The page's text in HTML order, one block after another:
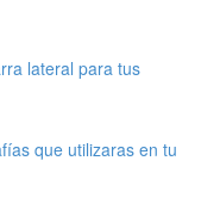
lateral para tus
que utilizaras en tu